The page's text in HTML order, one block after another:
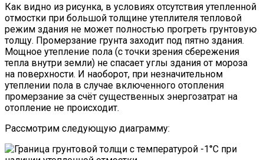
Как видно из рисунка, в условиях отсутствия утепленной
отмостки при большой толщине утеплителя тепловой
режим здания не может полностью прогреть грунтовую
толщу. Промерзание грунта заходит под пятно здания.
Мощное утепление пола (с точки зрения сбережения
тепла внутри земли) не спасает углы здания от мороза
на поверхности. И наоборот, при незначительном
утеплении пола в случае включенного отопления
промерзание за счёт существенных энергозатрат на
отопление не происходит.
Рассмотрим следующую диаграмму: